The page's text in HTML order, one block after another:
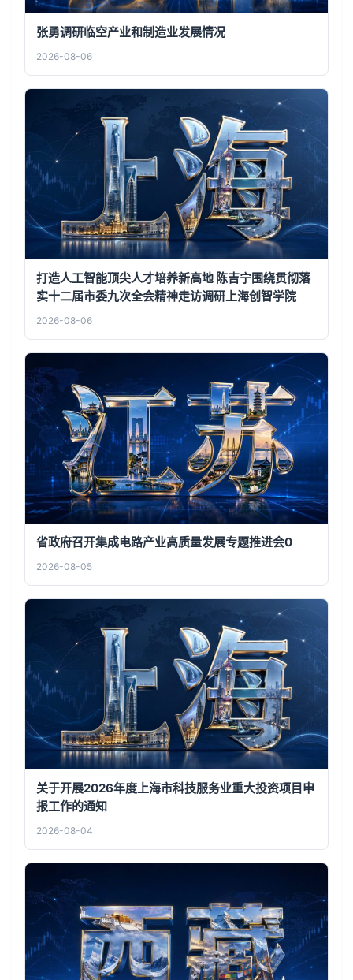
张勇调研临空产业和制造业发展情况
2026-08-06
打造人工智能顶尖人才培养新高地 陈吉宁围绕贯彻落
实十二届市委九次全会精神走访调研上海创智学院
2026-08-06
省政府召开集成电路产业高质量发展专题推进会0
2026-08-05
关于开展2026年度上海市科技服务业重大投资项目申
报工作的通知
2026-08-04